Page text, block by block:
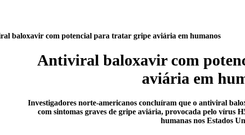
baloxavir com potencial para tratar gripe aviária em humanos
Antiviral baloxavir com
aviária em
Investigadores norte-americanos concluíram que o antiviral
com sintomas graves de gripe aviária, provocada pelo vírus
humanas nos Estados